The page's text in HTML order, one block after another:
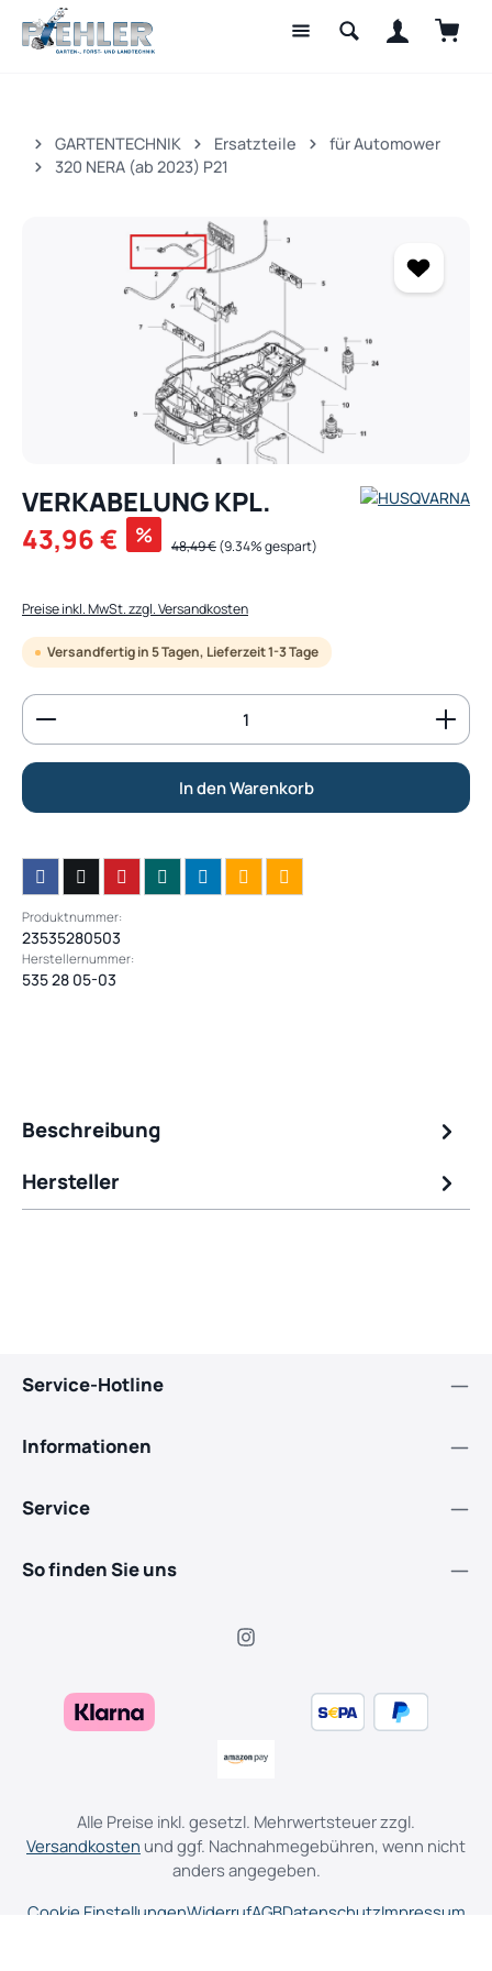
Zum Hauptinhalt springen
GARTENTECHNIK Ersatzteile
für Automower
320 NERA (ab 2023) P21
Bildergalerie überspringen
VERKABELUNG KPL.
Verkaufspreis:
43,96 € % Regulärer Preis:
48,49 €(9.34% gespart)
Preise inkl. MwSt. zzgl. Versandkosten
Versandfertig in 5 Tagen, Lieferzeit 1-3 Tage
Produkt Anzahl: Gib den gewünschten Wert ein
In den Warenkorb
Produktnummer:
23535280503
Herstellernummer:
535 28 05-03
Beschreibung
Hersteller
Service-Hotline
Informationen
Service
So finden Sie uns
Alle Preise inkl. gesetzl. Mehrwertsteuer zzgl.
Versandkosten und ggf. Nachnahmegebühren, wenn nicht
anders angegeben.
Cookie EinstellungenWiderrufAGBDatenschutzImpressum